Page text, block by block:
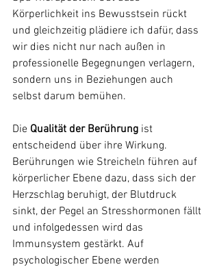
Körperlichkeit ins Bewusstsein rückt
und gleichzeitig plädiere ich dafür, dass
wir dies nicht nur nach außen in
professionelle Begegnungen verlagern,
sondern uns in Beziehungen auch
selbst darum bemühen.
Die Qualität der Berührung ist
entscheidend über ihre Wirkung.
Berührungen wie Streicheln führen auf
körperlicher Ebene dazu, dass sich der
Herzschlag beruhigt, der Blutdruck
sinkt, der Pegel an Stresshormonen fällt
und infolgedessen wird das
Immunsystem gestärkt. Auf
psychologischer Ebene werden